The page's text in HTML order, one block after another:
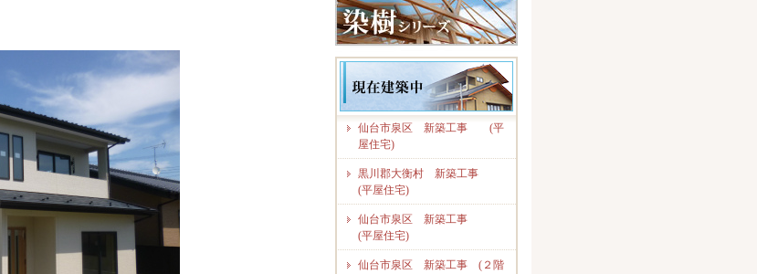
仙台市泉区 新築工事 (平
屋住宅)
黒川郡大衡村 新築工事
(平屋住宅)
仙台市泉区 新築工事
(平屋住宅)
仙台市泉区 新築工事 (２階